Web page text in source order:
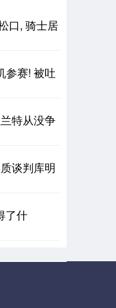
口, 骑士居
参赛! 被吐
特从没争
谈判库明
了什